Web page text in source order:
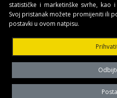
BENINCA
Marinići
51 216,
T +385 51
Temeljni kapital:
Trgovački
statističke i marketinške svrhe, kao
Svoj pristanak možete promijeniti ili
postavki u ovom natpisu.